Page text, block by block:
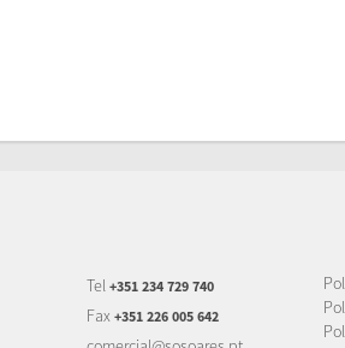
Tel +351 234 729 740
Fax +351 226 005 642